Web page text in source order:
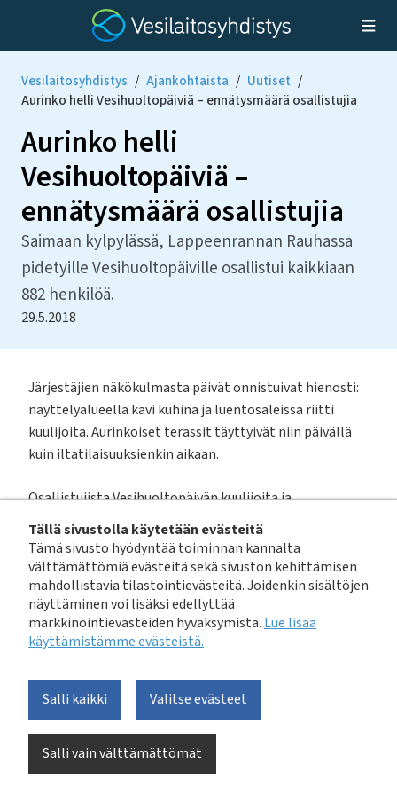
Tällä sivustolla käytetään evästeitä
Tämä sivusto hyödyntää toiminnan kannalta
välttämättömiä evästeitä sekä sivuston kehittämisen
mahdollistavia tilastointievästeitä. Joidenkin sisältöjen
näyttäminen voi lisäksi edellyttää
markkinointievästeiden hyväksymistä. Lue lisää
käyttämistämme evästeistä.​​​​​​
Salli kaikki
Salli vain välttämättömät
Valitse evästeet
Vesilaitosyhdistys / Ajankohtaista / Uutiset /
Aurinko helli Vesihuoltopäiviä – ennätysmäärä osallistujia
Aurinko helli
Vesihuoltopäiviä –
ennätysmäärä osallistujia
Saimaan kylpylässä, Lappeenrannan Rauhassa
pidetyille Vesihuoltopäiville osallistui kaikkiaan
882 henkilöä.
29.5.2018
Järjestäjien näkökulmasta päivät onnistuivat hienosti:
näyttelyalueella kävi kuhina ja luentosaleissa riitti
kuulijoita. Aurinkoiset terassit täyttyivät niin päivällä
kuin iltatilaisuuksienkin aikaan.
Osallistujista Vesihuoltopäivän kuulijoita ja
luennoitsijoita oli 590. Näyttelyssä oli mukana 106
yritystä, joita edusti kaikkiaan 292 henkilöä. Lisäksi
näyttelyyn kävi tutustumassa noin 50 päivävierasta
kahden päivän aikana.
Vesihuoltopäivien yhteydessä järjestetyssäVesihuollon
kehittämistyöpajassakolmisenkymmentä VVYn jäsenten
mukana olleita hankkeita. Kaikkien hankkeiden osalta
sovittiin jatkotoimenpiteistä ja niihin tultanee